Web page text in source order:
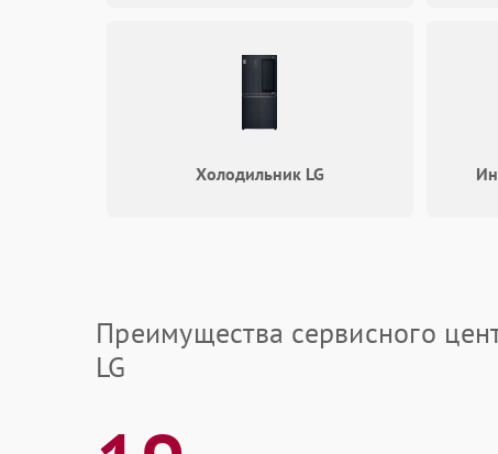
Холодильник LG
Преимущества сервисного
LG